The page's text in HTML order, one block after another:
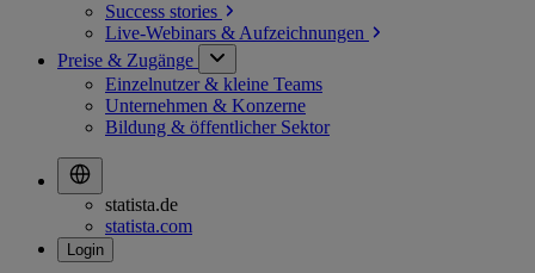
Success stories
Live-Webinars & Aufzeichnungen
Preise & Zugänge
Einzelnutzer & kleine Teams
Unternehmen & Konzerne
Bildung & öffentlicher Sektor
statista.de
statista.com